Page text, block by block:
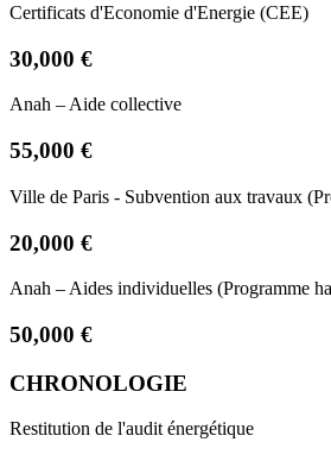
Certificats d'Economie d'Energie (CEE)
30,000 €
Anah – Aide collective
55,000 €
Ville de Paris - Subvention aux travaux
20,000 €
Anah – Aides individuelles (Programme
50,000 €
CHRONOLOGIE
Restitution de l'audit énergétique